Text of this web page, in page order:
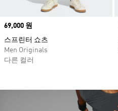
Price
69,000 원
스프린터 쇼츠
Men Originals
다른 컬러